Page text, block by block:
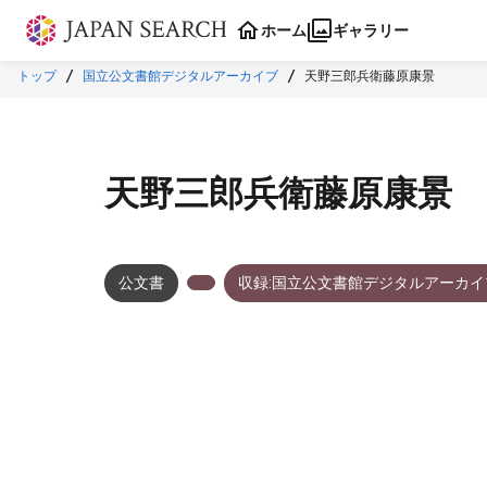
本文に飛ぶ
ホーム ギャラリー
トップ 国立公文書館デジタルアーカイブ 天野三郎兵衛藤原康景
天野三郎兵衛藤原康景
公文書 収録:国立公文書館デジタルアーカ